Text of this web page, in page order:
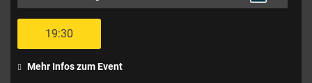
19:30
Mehr Infos zum Event